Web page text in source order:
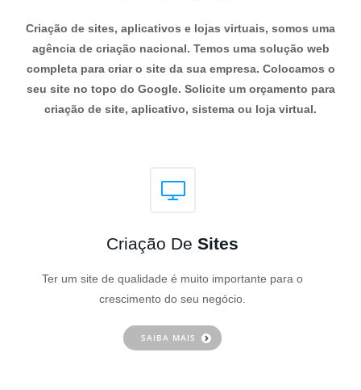
Criação de sites, aplicativos e lojas virtuais, somos uma
agência de criação nacional. Temos uma solução web
completa para criar o site da sua empresa. Colocamos o
seu site no topo do Google. Solicite um orçamento para
criação de site, aplicativo, sistema ou loja virtual.
Criação De Sites
Ter um site de qualidade é muito importante para o
crescimento do seu negócio.
SAIBA MAIS